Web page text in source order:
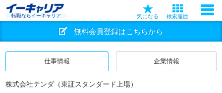
転職ならイーキャリア 気になる 検索履歴
無料会員登録はこちらから
仕事情報 企業情報
株式会社テンダ（東証スタンダード上場）